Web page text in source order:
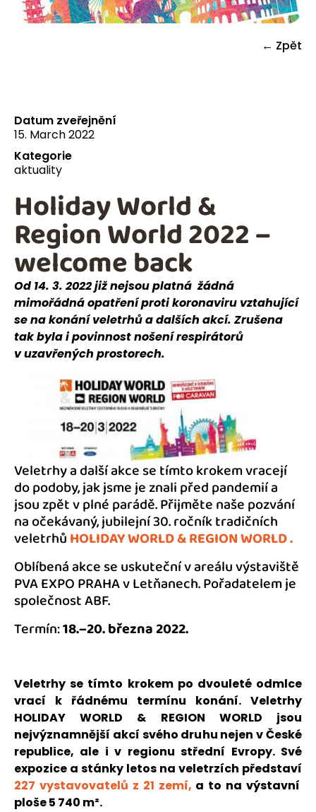
← Zpět
Datum zveřejnění
15. March 2022
Kategorie
aktuality
Od 14. 3. 2022 již nejsou platná žádná
mimořádná opatření proti koronaviru vztahující
se na konání veletrhů a dalších akcí. Zrušena
tak byla i povinnost nošení respirátorů
v uzavřených prostorech.
Veletrhy a další akce se tímto krokem vracejí
do podoby, jak jsme je znali před pandemií a
jsou zpět v plné parádě. Přijměte naše pozvání
na očekávaný, jubilejní 30. ročník tradičních
veletrhůHOLIDAY WORLD & REGION WORLD .
Oblíbená akce se uskuteční v areálu výstaviště
PVA EXPO PRAHA v Letňanech. Pořadatelem je
společnost ABF.
Termín:18.–20. března 2022.
Veletrhy se tímto krokem po dvouleté odmlce
vrací k řádnému termínu konání. Veletrhy
HOLIDAY WORLD & REGION WORLD jsou
nejvýznamnější akcí svého druhu nejen v České
republice, ale i v regionu střední Evropy. Své
expozice a stánky letos na veletrzích představí
227 vystavovatelů z 21 zemí, a to na výstavní
ploše 5 740 m².
Holiday World &
Region World 2022 –
welcome back